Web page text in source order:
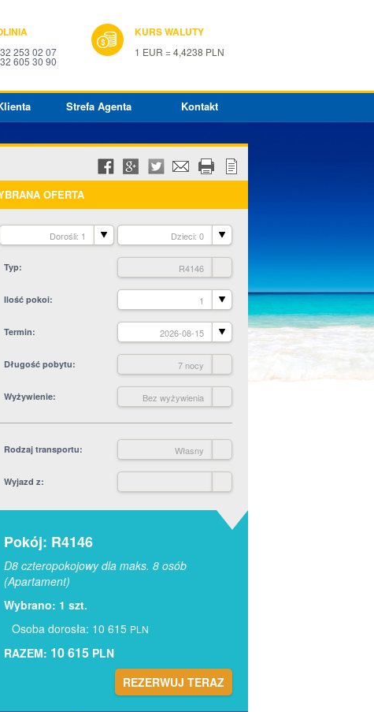
253 02 07
605 30 90
KURS WALUTY
1 EUR = 4,4238 PLN
Strefa Agenta Kontakt
OFERTA
Dorośli: 1 Dzieci: 0
Typ R4146
Ilość pokoi 1
Termin 2026-08-15
Długość pobytu 7 nocy
Wyżywienie Bez wyżywienia
Rodzaj transportu Własny
Wyjazd z
Pokój: R4146
D8 czteropokojowy dla maks. 8 osób
(Apartament)
Wybrano: 1 szt.
Osoba dorosła: 10 615 PLN
RAZEM: 10 615 PLN
REZERWUJ TERAZ